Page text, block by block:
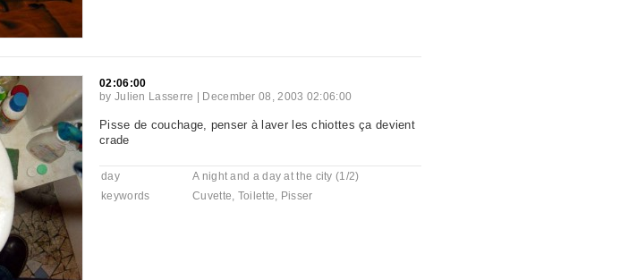
02:06:00
by Julien Lasserre December 08, 2003 02:06:00
Pisse de couchage, penser à laver les chiottes ça devient
crade
day
A night and a day at the city (1/2)
keywords
Cuvette, Toilette, Pisser